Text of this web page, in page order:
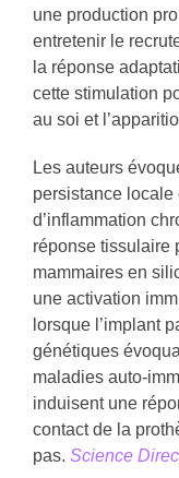
une production
entretenir le
la réponse
cette stimulation
au soi et
Les auteurs
persistance locale
d’inflammation
réponse tissulaire
mammaires en
une activation
lorsque l’implant
génétiques
maladies auto-
induisent une
contact de la
pas. Science